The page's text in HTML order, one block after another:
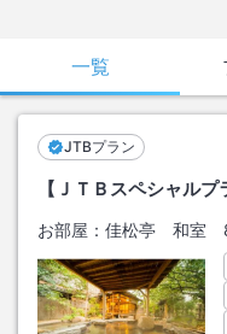
一覧
JTBプラン
【ＪＴＢスペシャル
お部屋： 佳松亭 和室 8